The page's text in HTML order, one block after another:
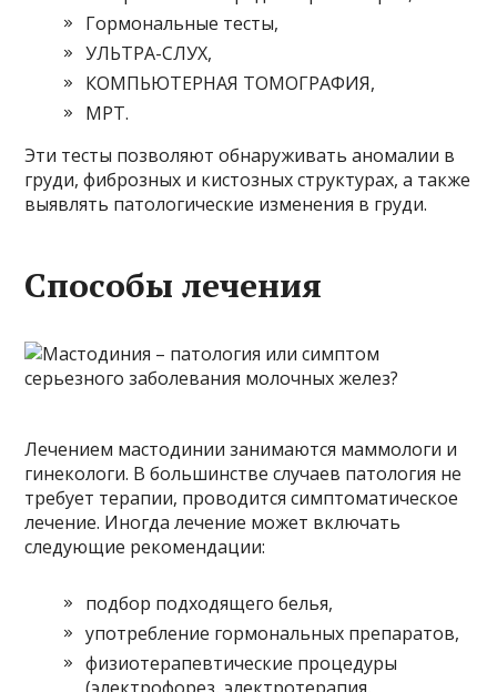
Гормональные тесты,
УЛЬТРА-СЛУХ,
КОМПЬЮТЕРНАЯ ТОМОГРАФИЯ,
МРТ.
Эти тесты позволяют обнаруживать аномалии в
груди, фиброзных и кистозных структурах, а также
выявлять патологические изменения в груди.
Способы лечения
Лечением мастодинии занимаются маммологи и
гинекологи. В большинстве случаев патология не
требует терапии, проводится симптоматическое
лечение. Иногда лечение может включать
следующие рекомендации:
подбор подходящего белья,
употребление гормональных препаратов,
физиотерапевтические процедуры